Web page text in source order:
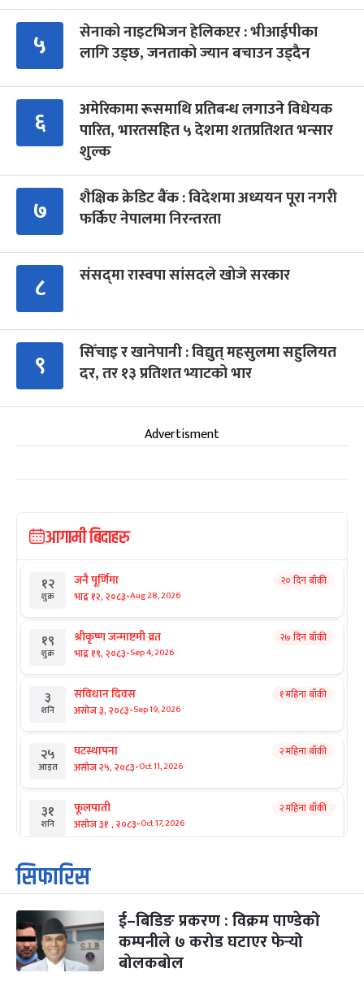
५
सेनाको नाइटभिजन हेलिकप्टर : भीआईपीका
लागि उड्छ, जनताको ज्यान बचाउन उड्दैन
६
अमेरिकामा रूसमाथि प्रतिबन्ध लगाउने विधेयक
पारित, भारतसहित ५ देशमा शतप्रतिशत भन्सार
शुल्क
७
शैक्षिक क्रेडिट बैंक : विदेशमा अध्ययन पूरा नगरी
फर्किए नेपालमा निरन्तरता
८ संसद्‍मा रास्वपा सांसदले खोजे सरकार
९
सिँचाइ र खानेपानी : विद्युत् महसुलमा सहुलियत
दर, तर १३ प्रतिशत भ्याटको भार
Advertisment
आगामी बिदाहरु
१२
शुक्र
जनै पूर्णिमा
भाद्र १२, २०८३-Aug 28, 2026
२० दिन बाँकी
१९
शुक्र
श्रीकृष्ण जन्माष्टमी व्रत
भाद्र १९, २०८३-Sep 4, 2026
२७ दिन बाँकी
३
शनि
संविधान दिवस
असोज ३, २०८३-Sep 19, 2026
१ महिना बाँकी
२५
आइत
घटस्थापना
असोज २५, २०८३-Oct 11, 2026
२ महिना बाँकी
३१
शनि
फूलपाती
असोज ३१ , २०८३-Oct 17, 2026
२ महिना बाँकी
१
आइत
कार्तिक सङ्क्रान्ति
कार्तिक १, २०८३
३
मंगल
महानवमी
कार्तिक ३, २०८३-Oct 20, 2026
२ महिना बाँकी
सिफारिस
ई–बिडिङ प्रकरण : विक्रम पाण्डेको
कम्पनीले ७ करोड घटाएर फेर्‍यो
बोलकबोल